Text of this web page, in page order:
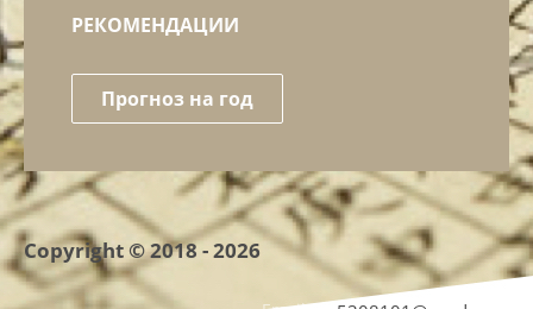
РЕКОМЕНДАЦИИ
Прогноз на год
Copyright © 2018 - 2026